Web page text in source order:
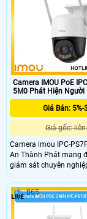
Camera IMOU PoE
5M0 Phát Hiện Người
Giá Bán: 5%-
Giá gốc: liên
Camera imou IPC-
An Thành Phát mang
giám sát chuyên
ảnh sắc nét, âm thanh
cảnh báo chủ động,
ninh toàn diện cho
doanh nghiệp của bạn.
865